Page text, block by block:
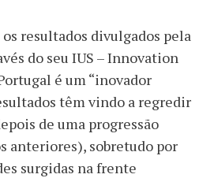
resultados divulgados pela
do seu IUS – Innovation
é um “inovador
têm vindo a regredir
de uma progressão
anteriores), sobretudo por
surgidas na frente